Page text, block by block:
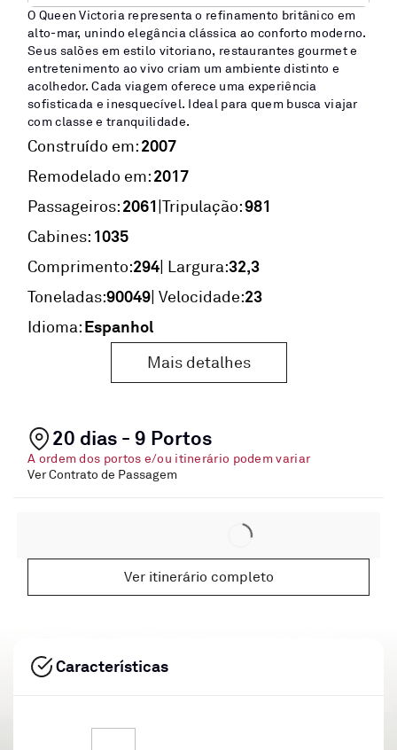
O Queen Victoria representa o refinamento britânico em
alto-mar, unindo elegância clássica ao conforto moderno.
Seus salões em estilo vitoriano, restaurantes gourmet e
entretenimento ao vivo criam um ambiente distinto e
acolhedor. Cada viagem oferece uma experiência
sofisticada e inesquecível. Ideal para quem busca viajar
com classe e tranquilidade.
Construído em:2007
Remodelado em:2017
Passageiros:2061|Tripulação:981
Cabines: 1035
Comprimento:294| Largura:32,3
Toneladas:90049| Velocidade:23
Idioma:Espanhol
Mais detalhes
20 dias - 9 Portos
A ordem dos portos e/ou itinerário podem variar
Ver Contrato de Passagem
Ver itinerário completo
Características